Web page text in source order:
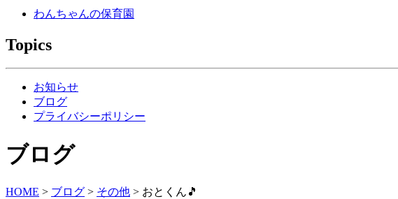
わんちゃんの保育園
Topics
お知らせ
ブログ
プライバシーポリシー
ブログ
HOME > ブログ > その他 > おとくん🎵